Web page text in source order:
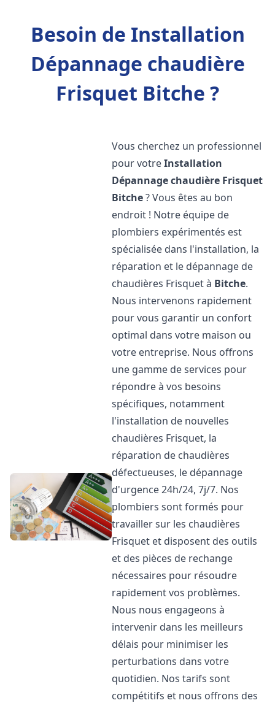
Besoin de Installation
Dépannage chaudière
Frisquet Bitche ?
Vous cherchez un professionnel
pour votreInstallation
Dépannage chaudière Frisquet
Bitche? Vous êtes au bon
endroit ! Notre équipe de
plombiers expérimentés est
spécialisée dans l'installation, la
réparation et le dépannage de
chaudières Frisquet à Bitche.
Nous intervenons rapidement
pour vous garantir un confort
optimal dans votre maison ou
votre entreprise. Nous offrons
une gamme de services pour
répondre à vos besoins
spécifiques, notamment
l'installation de nouvelles
chaudières Frisquet, la
réparation de chaudières
défectueuses, le dépannage
d'urgence 24h/24, 7j/7. Nos
plombiers sont formés pour
travailler sur les chaudières
Frisquet et disposent des outils
et des pièces de rechange
nécessaires pour résoudre
rapidement vos problèmes.
Nous nous engageons à
intervenir dans les meilleurs
délais pour minimiser les
perturbations dans votre
quotidien. Nos tarifs sont
compétitifs et nous offrons des